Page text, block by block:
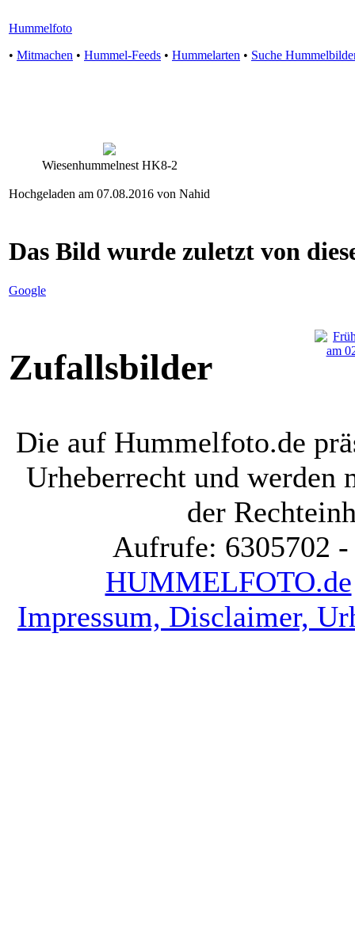
Hummelfoto
• Mitmachen • Hummel-Feeds • Hummelarten • Suche
Wiesenhummelnest HK8-2
Hochgeladen am 07.08.2016 von Nahid
Das Bild wurde zuletzt von
Google
Zufallsbilder
Die auf Hummelfoto.de
Urheberrecht und werden
der
Aufrufe: 6305702
HUMMELFOTO.de
Impressum, Disclaimer,